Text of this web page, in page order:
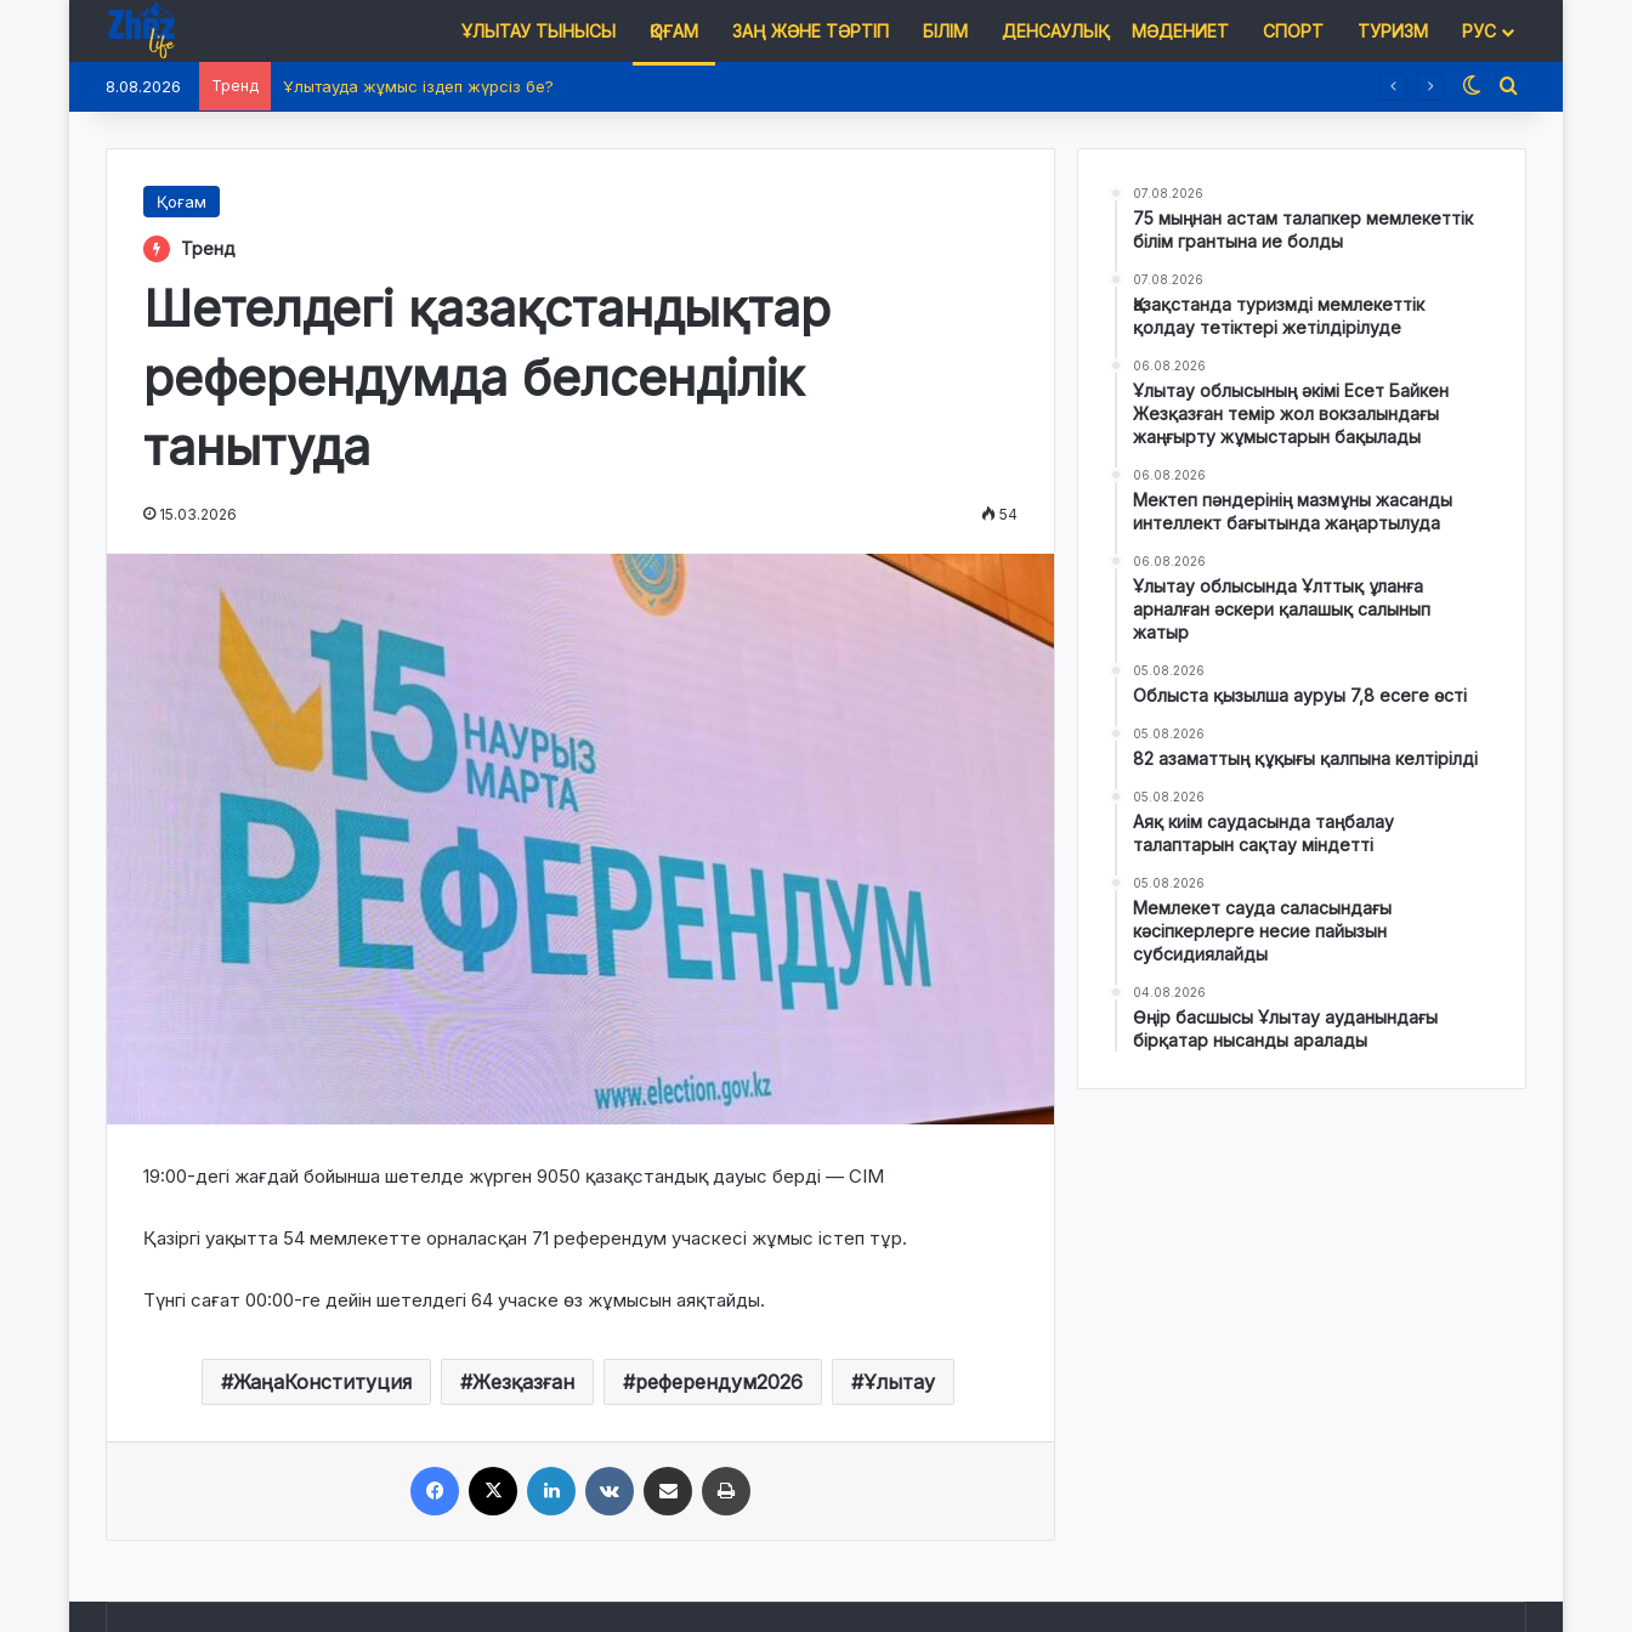
ҰЛЫТАУ ТЫНЫСЫ ҚОҒАМ ЗАҢ ЖӘНЕ ТӘРТІП БІЛІМ ДЕНСАУЛЫҚ МӘДЕНИЕТ СПОРТ ТУРИЗМ РУС
8.08.2026 Тренд Ұлытауда жұмыс іздеп жүрсіз бе? Switch skin
Іздеу
Қоғам
Тренд
Шетелдегі қазақстандықтар
референдумда белсенділік
танытуда
15.03.2026 54
19:00-дегі жағдай бойынша шетелде жүрген 9050 қазақстандық дауыс берді — СІМ
Қазіргі уақытта 54 мемлекетте орналасқан 71 референдум учаскесі жұмыс істеп тұр.
Түнгі сағат 00:00-ге дейін шетелдегі 64 учаске өз жұмысын аяқтайды.
ЖаңаКонституция Жезқазған референдум2026 Ұлытау
07.08.2026
75 мыңнан астам талапкер мемлекеттік
білім грантына ие болды
07.08.2026
Қазақстанда туризмді мемлекеттік
қолдау тетіктері жетілдірілуде
06.08.2026
Ұлытау облысының әкімі Есет Байкен
Жезқазған темір жол вокзалындағы
жаңғырту жұмыстарын бақылады
06.08.2026
Мектеп пәндерінің мазмұны жасанды
интеллект бағытында жаңартылуда
06.08.2026
Ұлытау облысында Ұлттық ұланға
арналған әскери қалашық салынып
жатыр
05.08.2026
Облыста қызылша ауруы 7,8 есеге өсті
05.08.2026
82 азаматтың құқығы қалпына келтірілді
05.08.2026
Аяқ киім саудасында таңбалау
талаптарын сақтау міндетті
05.08.2026
Мемлекет сауда саласындағы
кәсіпкерлерге несие пайызын
субсидиялайды
04.08.2026
Өңір басшысы Ұлытау ауданындағы
бірқатар нысанды аралады